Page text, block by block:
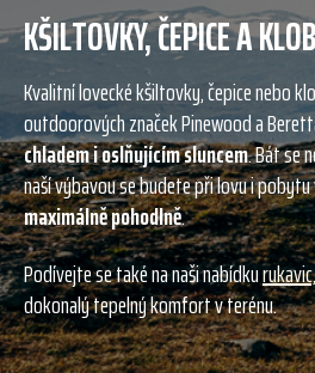
KŠILTOVKY, ČEPICE A
Kvalitní lovecké kšiltovky, čepice nebo
outdoorových značek Pinewood a
chladem i oslňujícím sluncem. Bát se
naší výbavou se budete při lovu i
maximálně pohodlně.
Podívejte se také na naši nabídku
dokonalý tepelný komfort v terénu.